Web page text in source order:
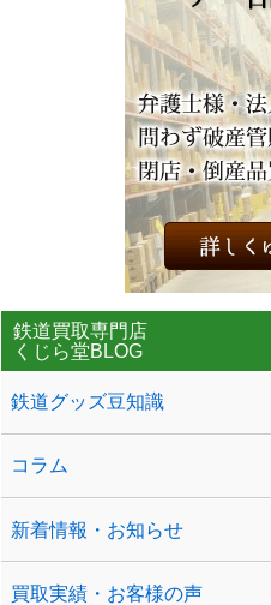
鉄道買取専門店
くじら堂BLOG
鉄道グッズ豆知識
コラム
新着情報・お知らせ
買取実績・お客様の声